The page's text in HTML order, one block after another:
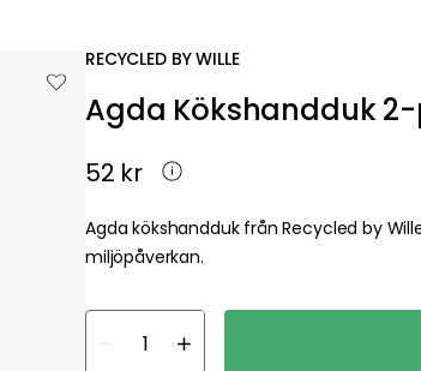
RECYCLED BY WILLE
Agda Kökshandduk
52 kr
Agda kökshandduk från Recycled by
miljöpåverkan.